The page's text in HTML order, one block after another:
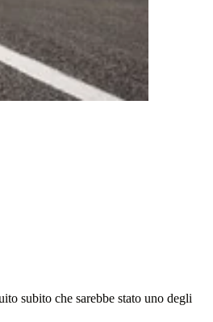
subito che sarebbe stato uno degli